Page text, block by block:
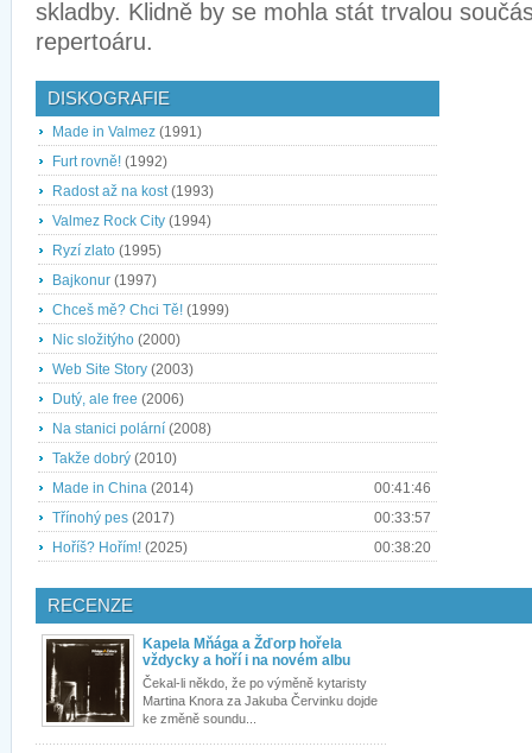
skladby. Klidně by se mohla stát trvalou
repertoáru.
DISKOGRAFIE
Made in Valmez (1991)
Furt rovně! (1992)
Radost až na kost(1993)
Valmez Rock City (1994)
Ryzí zlato (1995)
Bajkonur (1997)
Chceš mě? Chci Tě! (1999)
Nic složitýho (2000)
Web Site Story (2003)
Dutý, ale free (2006)
Na stanici polární (2008)
Takže dobrý (2010)
Made in China (2014)
00:41:46
Třínohý pes (2017)
00:33:57
Hoříš? Hořím! (2025) 00:38:20
RECENZE
Kapela Mňága a Žďorp hořela
vždycky a hoří i na novém albu
Čekal-li někdo, že po výměně kytaristy
Martina Knora za Jakuba Červinku dojde
ke změně soundu...